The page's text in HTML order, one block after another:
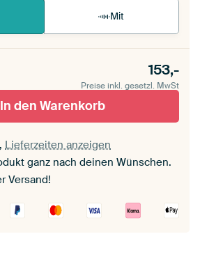
Mit
153,-
Preise inkl. gesetzl. MwSt
In den Warenkorb
Lieferzeiten anzeigen
ganz nach deinen Wünschen.
Versand!